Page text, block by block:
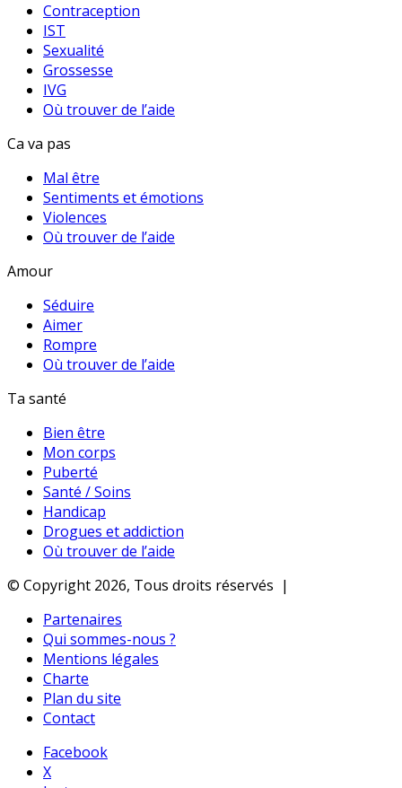
Contraception
IST
Sexualité
Grossesse
IVG
Où trouver de l’aide
Ca va pas
Mal être
Sentiments et émotions
Violences
Où trouver de l’aide
Amour
Séduire
Aimer
Rompre
Où trouver de l’aide
Ta santé
Bien être
Mon corps
Puberté
Santé / Soins
Handicap
Drogues et addiction
Où trouver de l’aide
© Copyright 2026, Tous droits réservés |
Partenaires
Qui sommes-nous ?
Mentions légales
Charte
Plan du site
Contact
Facebook
X